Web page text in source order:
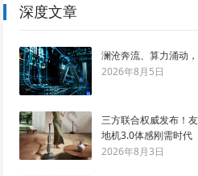
深度文章
澜沧奔流、算力涌动
2026年8月5日
三方联合权威发布！
地机3.0体感刚需时代
2026年8月3日